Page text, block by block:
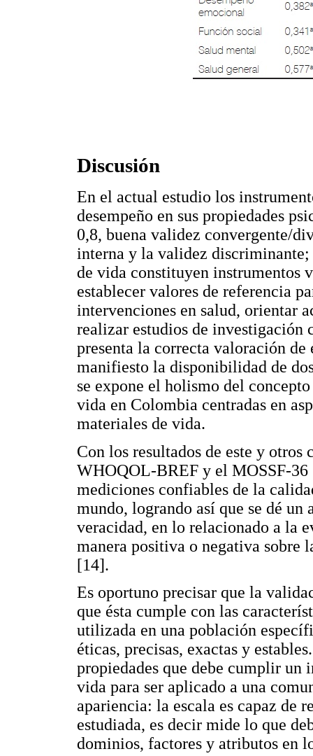
Discusión
En el actual estudio los
desempeño en sus propiedades
0,8, buena validez convergente/
interna y la validez discriminante;
de vida constituyen instrumentos
establecer valores de referencia
intervenciones en salud, orientar
realizar estudios de investigación
presenta la correcta valoración de
manifiesto la disponibilidad de
se expone el holismo del
vida en Colombia centradas en
materiales de vida.
Con los resultados de este y otros
WHOQOL-BREF y el MOSSF-36
mediciones confiables de la
mundo, logrando así que se dé
veracidad, en lo relacionado a la
manera positiva o negativa sobre
[14].
Es oportuno precisar que la
que ésta cumple con las
utilizada en una población
éticas, precisas, exactas y
propiedades que debe cumplir un
vida para ser aplicado a una
apariencia: la escala es capaz de
estudiada, es decir mide lo que
dominios, factores y atributos en